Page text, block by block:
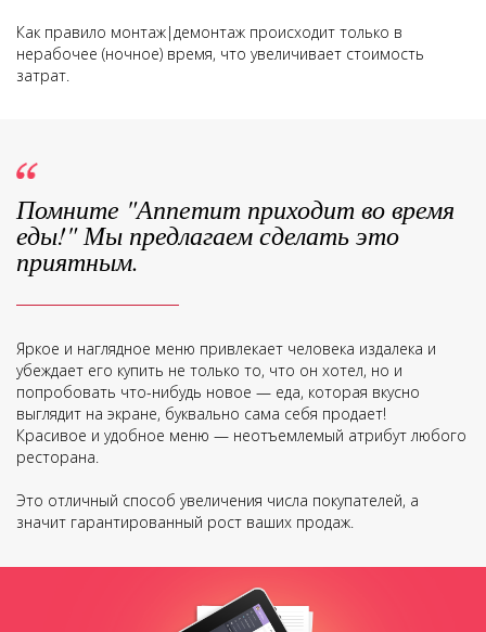
Как правило монтаж|демонтаж происходит только в
нерабочее (ночное) время, что увеличивает стоимость
затрат.
Помните "Аппетит приходит во время
еды!" Мы предлагаем сделать это
приятным.
Яркое и наглядное меню привлекает человека издалека и
убеждает его купить не только то, что он хотел, но и
попробовать что-нибудь новое — еда, которая вкусно
выглядит на экране, буквально сама себя продает!
Красивое и удобное меню — неотъемлемый атрибут любого
ресторана.
Это отличный способ увеличения числа покупателей, а
значит гарантированный рост ваших продаж.